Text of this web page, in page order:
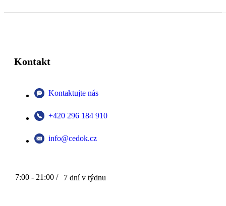
Kontakt
Kontaktujte nás
+420 296 184 910
info@cedok.cz
7:00 - 21:00 / 7 dní v týdnu